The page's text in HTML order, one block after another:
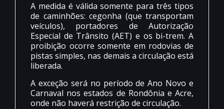
A medida é válida somente para três tipos
de caminhões: cegonha (que transportam
veículos), portadores de Autorização
Especial de Trânsito (AET) e os bi-trem. A
proibição ocorre somente em rodovias de
pistas simples, nas demais a circulação está
liberada.
A exceção será no período de Ano Novo e
Carnaval nos estados de Rondônia e Acre,
onde não haverá restrição de circulação.